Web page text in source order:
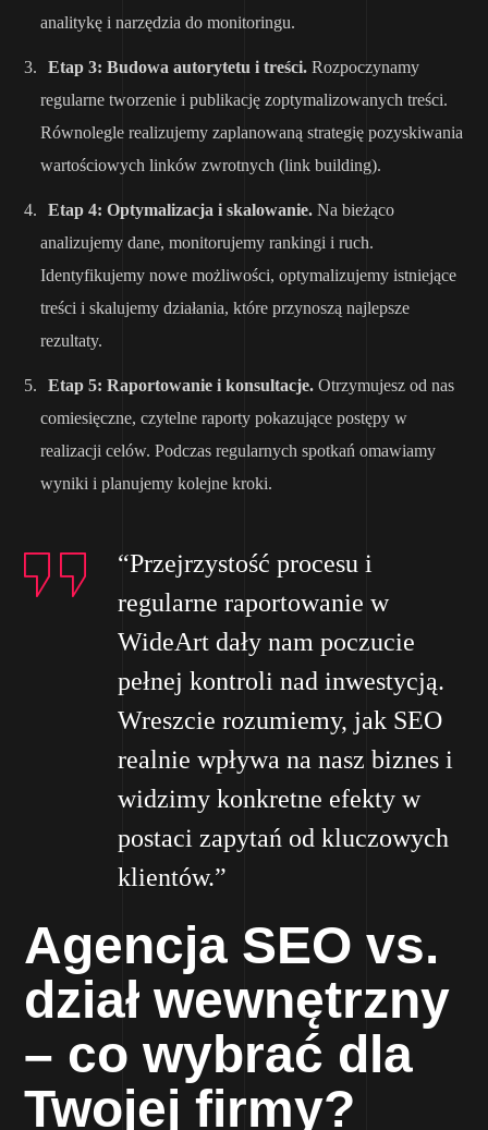
analitykę i narzędzia do monitoringu.
Etap 3: Budowa autorytetu i treści. Rozpoczynamy
regularne tworzenie i publikację zoptymalizowanych treści.
Równolegle realizujemy zaplanowaną strategię pozyskiwania
wartościowych linków zwrotnych (link building).
Etap 4: Optymalizacja i skalowanie. Na bieżąco
analizujemy dane, monitorujemy rankingi i ruch.
Identyfikujemy nowe możliwości, optymalizujemy istniejące
treści i skalujemy działania, które przynoszą najlepsze
rezultaty.
Etap 5: Raportowanie i konsultacje. Otrzymujesz od nas
comiesięczne, czytelne raporty pokazujące postępy w
realizacji celów. Podczas regularnych spotkań omawiamy
wyniki i planujemy kolejne kroki.
“Przejrzystość procesu i
regularne raportowanie w
WideArt dały nam poczucie
pełnej kontroli nad inwestycją.
Wreszcie rozumiemy, jak SEO
realnie wpływa na nasz biznes i
widzimy konkretne efekty w
postaci zapytań od kluczowych
klientów.”
Agencja SEO vs.
dział wewnętrzny
– co wybrać dla
Twojej firmy?